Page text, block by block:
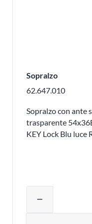
Sopralzo
62.647.010
Sopralzo con ante
trasparente
KEY Lock Blu luce
remove